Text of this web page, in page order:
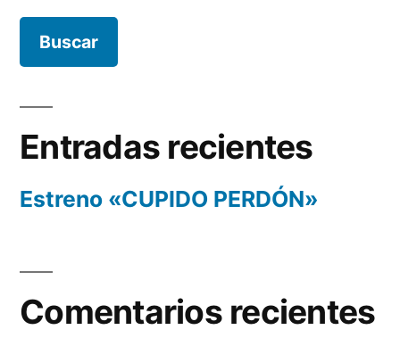
Entradas recientes
Estreno «CUPIDO PERDÓN»
Comentarios recientes